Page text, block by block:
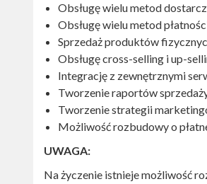
Obsługę wielu metod
Obsługę wielu metod
Sprzedaż produktów
Obsługę cross-selling i up-
Integrację z zewnętrznymi
Tworzenie raportów
Tworzenie strategii
Możliwość rozbudowy o
UWAGA:
Na życzenie istnieje możliwość